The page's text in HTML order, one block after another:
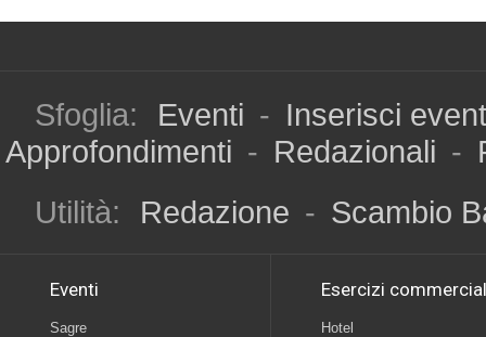
Sfoglia: Eventi - Inserisci
Approfondimenti - Redazionali -
Utilità:
Redazione - Scambio
Eventi
Sagre
Esercizi
Hotel